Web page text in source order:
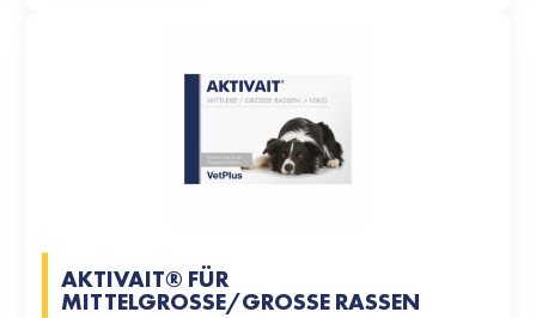
AKTIVAIT® FÜR
MITTELGROSSE/GROSSE RASSEN